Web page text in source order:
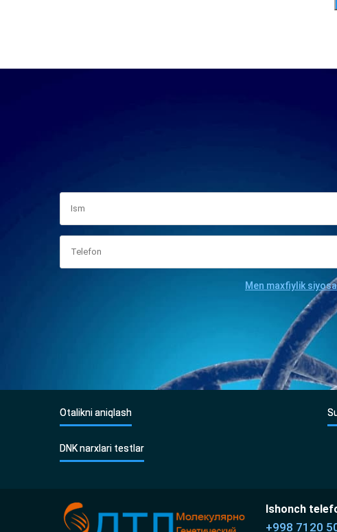
Men maxfiylik
Otalikni aniqlash
DNK narxlari testlar
Ishonch
+998 7120